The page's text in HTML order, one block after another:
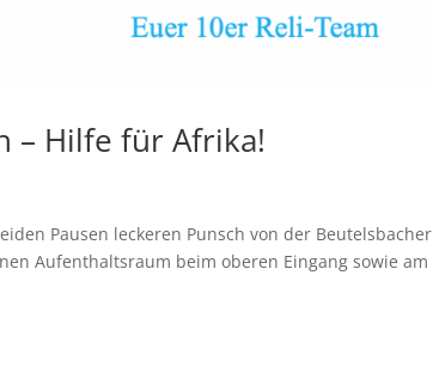
– Hilfe für Afrika!
Pausen leckeren Punsch von der Beutelsbacher
Aufenthaltsraum beim oberen Eingang sowie am